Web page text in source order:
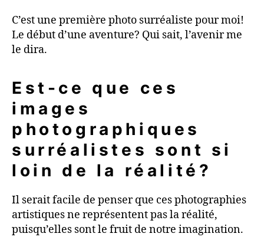
C’est une première photo surréaliste pour moi!
Le début d’une aventure? Qui sait, l’avenir me
le dira.
Est-ce que ces
images
photographiques
surréalistes sont si
loin de la réalité?
Il serait facile de penser que ces photographies
artistiques ne représentent pas la réalité,
puisqu’elles sont le fruit de notre imagination.